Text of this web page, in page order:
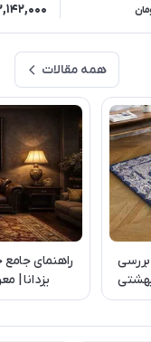
همه مقالات
1200 شانه | بررسی
راهنمای
یزدانا |